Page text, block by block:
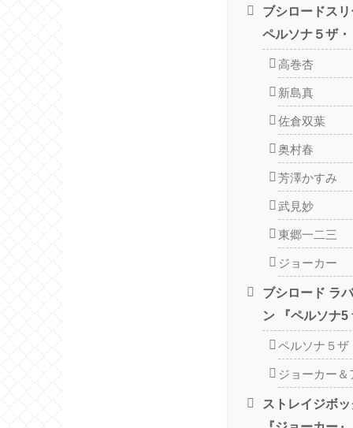
ブシロードス
ペルソナ５ザ
高巻杏
新島真
佐倉双葉
奥村春
芳澤かすみ
武見妙
東郷一二三
ジョーカー
ブシロード ラ
ン 『ペルソナ
ペルソナ５ザ
ジョーカー＆
ストレイジボ